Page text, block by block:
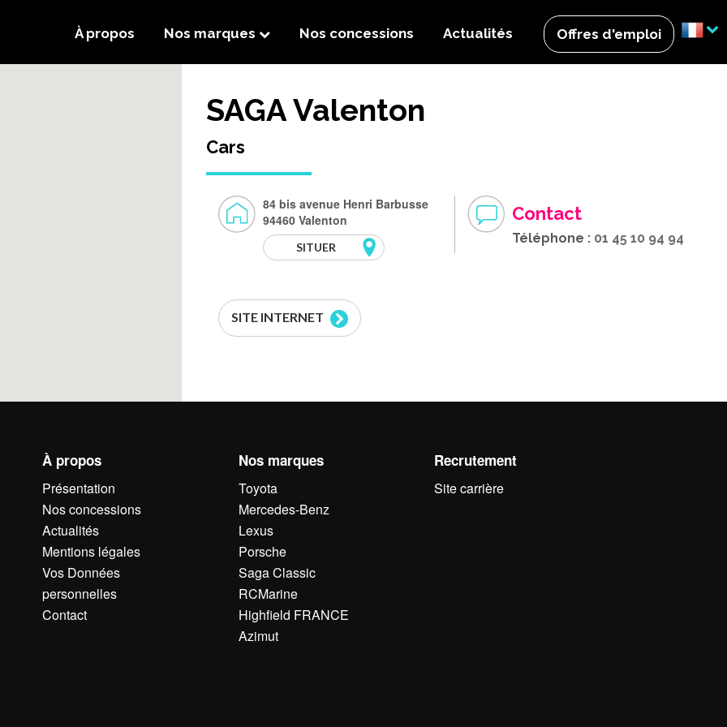
À propos
Nos marques Nos concessions Actualités Offres d'emploi
SAGA Valenton
Cars
84 bis avenue Henri Barbusse
94460 Valenton
SITUER
Contact
Téléphone : 01 45 10 94 94
SITE INTERNET
À propos
Présentation
Nos concessions
Actualités
Mentions légales
Vos Données
personnelles
Contact
Nos marques
Toyota
Mercedes-Benz
Lexus
Porsche
Saga Classic
RCMarine
Highfield FRANCE
Azimut
Recrutement
Site carrière